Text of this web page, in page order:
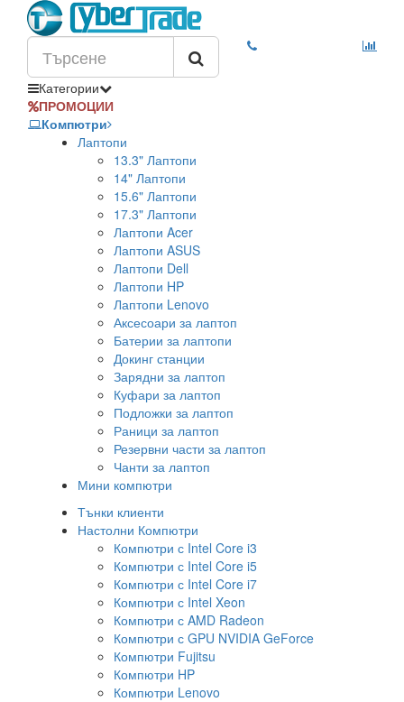
Категории
ПРОМОЦИИ
Компютри
Лаптопи
13.3" Лаптопи
14" Лаптопи
15.6" Лаптопи
17.3" Лаптопи
Лаптопи Acer
Лаптопи ASUS
Лаптопи Dell
Лаптопи HP
Лаптопи Lenovo
Аксесоари за лаптоп
Батерии за лаптопи
Докинг станции
Зарядни за лаптоп
Куфари за лаптоп
Подложки за лаптоп
Раници за лаптоп
Резервни части за лаптоп
Чанти за лаптоп
Мини компютри
Тънки клиенти
Настолни Компютри
Компютри с Intel Core i3
Компютри с Intel Core i5
Компютри с Intel Core i7
Компютри с Intel Xeon
Компютри с AMD Radeon
Компютри с GPU NVIDIA GeForce
Компютри Fujitsu
Компютри HP
Компютри Lenovo